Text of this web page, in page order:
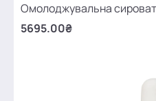
Омолоджувальна
5695.00₴